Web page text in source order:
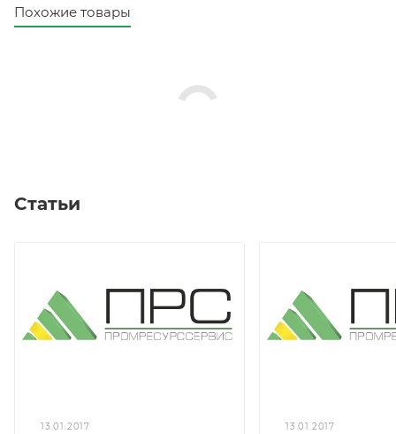
Похожие товары
Статьи
13.01.2017 13.01.2017